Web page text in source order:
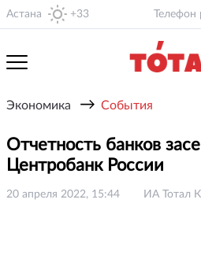
Астана +33
Экономика → События
Отчетность банков
Центробанк России
20 апреля 2022, 15:44 ИА Тотал